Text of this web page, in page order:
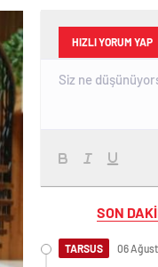
HIZLI YORUM YAP
SON
TARSUS 06